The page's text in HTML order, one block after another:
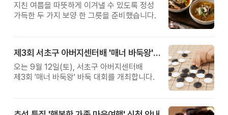
지친 여름을 따뜻하게 이겨낼 수 있도록 정성
가득한 두 가지 보양 한 그릇을 준비했습니다.
제3회 서초구 아버지센터배 '매너 바둑왕' 대회
오는 9월 12일(토), 서초구 아버지센터배
제3회 '매너 바둑왕' 바둑 대회를 개최합니다.